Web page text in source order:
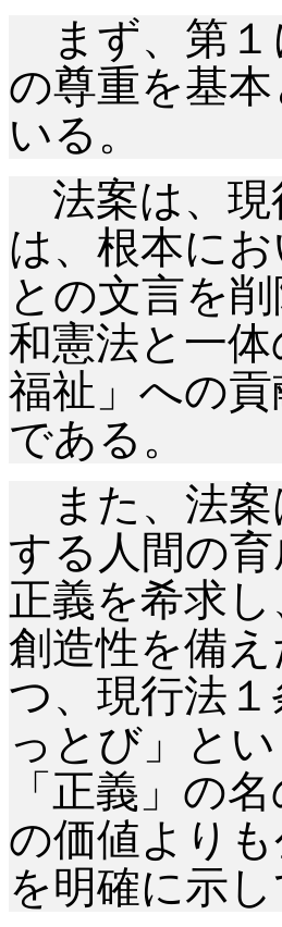
まず、第１
の尊重を基
いる。
法案は、現
は、根本に
との文言を
和憲法と一
福祉」への
である。
また、法案
する人間の
正義を希求
創造性を備
つ、現行法
っとび」と
「正義」の
の価値より
を明確に示し